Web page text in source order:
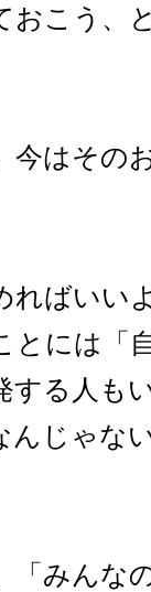
おこう、
今はその
ればいい
とには「
する人も
んじゃな
「みんな